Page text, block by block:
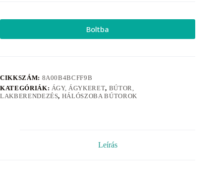
Boltba
CIKKSZÁM: 8A00B4BCFF9B
KATEGÓRIÁK: ÁGY, ÁGYKERET, BÚTOR,
LAKBERENDEZÉS, HÁLÓSZOBA BÚTOROK
Leírás